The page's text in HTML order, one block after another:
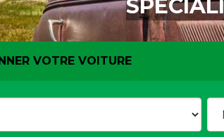
VOTRE VOITURE